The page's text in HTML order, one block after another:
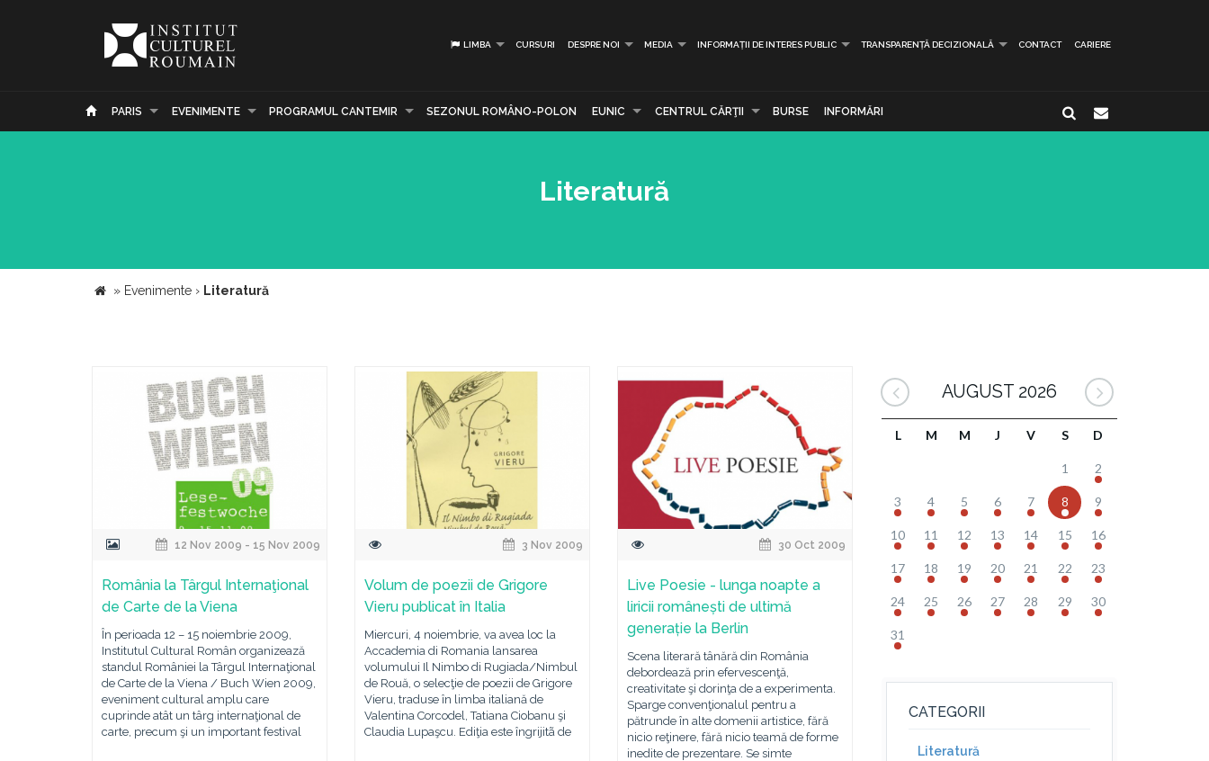
LIMBA CURSURI DESPRE NOI MEDIA INFORMAȚII DE INTERES PUBLIC TRANSPARENȚĂ DECIZIONALĂ CONTACT CARIERE
PARIS EVENIMENTE PROGRAMUL CANTEMIR SEZONUL ROMÂNO-POLON EUNIC CENTRUL CĂRŢII BURSE INFORMĂRI
Literatură
» Evenimente › Literatură
12 Nov 2009 - 15 Nov 2009
România la Târgul Internaţional
de Carte de la Viena
În perioada 12 – 15 noiembrie 2009,
Institutul Cultural Român organizează
standul României la Târgul Internaţional
de Carte de la Viena / Buch Wien 2009,
eveniment cultural amplu care
cuprinde atât un târg internaţional de
carte, precum şi un important festival
3 Nov 2009
Volum de poezii de Grigore
Vieru publicat în Italia
Miercuri, 4 noiembrie, va avea loc la
Accademia di Romania lansarea
volumului Il Nimbo di Rugiada/Nimbul
de Rouă, o selecţie de poezii de Grigore
Vieru, traduse în limba italiană de
Valentina Corcodel, Tatiana Ciobanu şi
Claudia Lupaşcu. Ediţia este îngrijitã de
30 Oct 2009
Live Poesie - lunga noapte a
liricii românești de ultimă
generație la Berlin
Scena literară tânără din România
debordează prin efervescenţă,
creativitate şi dorinţa de a experimenta.
Sparge convenţionalul pentru a
pătrunde în alte domenii artistice, fără
nicio reţinere, fără nicio teamă de forme
inedite de prezentare. Se simte
AUGUST 2026
L M M J V S D
1 2
3 4 5 6 7 8 9
10 11 12 13 14 15 16
17 18 19 20 21 22 23
24 25 26 27 28 29 30
31
CATEGORII
Literatură